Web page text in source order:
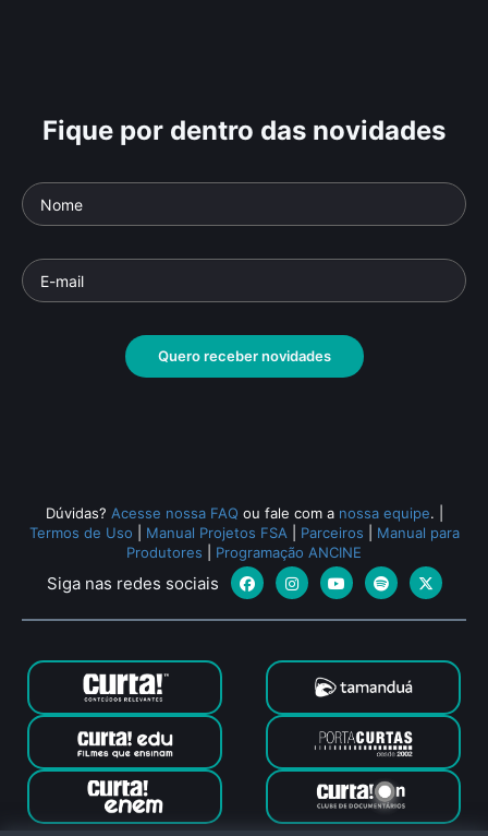
Fique por dentro das novidades
Quero receber novidades
Dúvidas? Acesse nossa FAQ ou fale com a nossa equipe.
Termos de Uso
Manual Projetos FSA Parceiros
Manual para
Produtores
Programação ANCINE
Siga nas redes sociais